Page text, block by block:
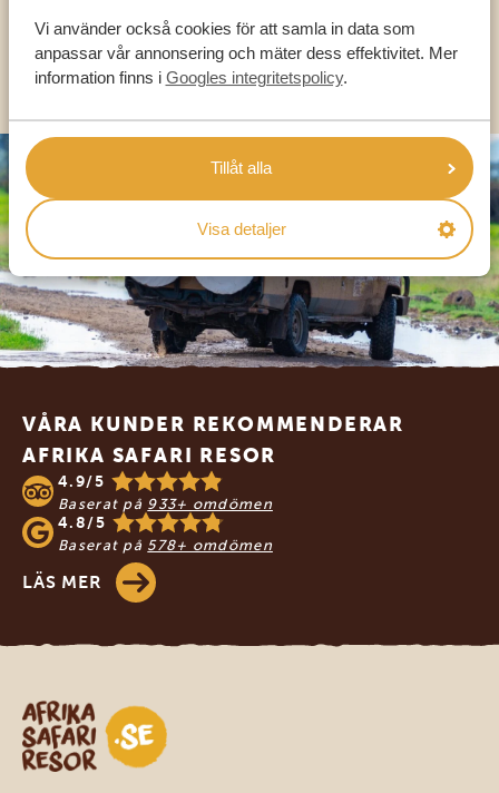
Vi använder också cookies för att samla in data som
anpassar vår annonsering och mäter dess effektivitet. Mer
information finns i Googles integritetspolicy.
Tillåt alla
Visa detaljer
OLIKA LÄNDER
Footer
VÅRA KUNDER REKOMMENDERAR
AFRIKA SAFARI RESOR
4.9/5
Baserat på 933+ omdömen
4.8/5
Baserat på 578+ omdömen
LÄS MER
Safari-resor i Afrika